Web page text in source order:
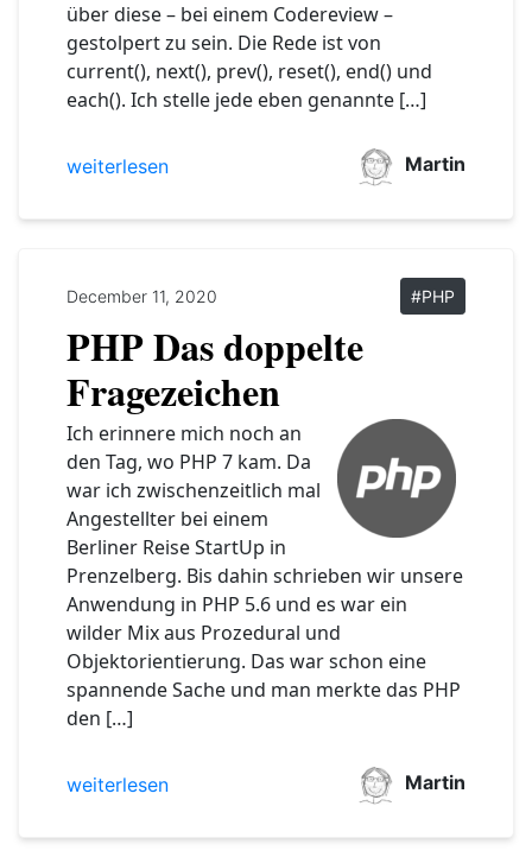
über diese – bei einem Codereview –
gestolpert zu sein. Die Rede ist von
current(), next(), prev(), reset(), end() und
each(). Ich stelle jede eben genannte […]
weiterlesen Martin
December 11, 2020 #PHP
PHP Das doppelte
Fragezeichen
Ich erinnere mich noch an
den Tag, wo PHP 7 kam. Da
war ich zwischenzeitlich mal
Angestellter bei einem
Berliner Reise StartUp in
Prenzelberg. Bis dahin schrieben wir unsere
Anwendung in PHP 5.6 und es war ein
wilder Mix aus Prozedural und
Objektorientierung. Das war schon eine
spannende Sache und man merkte das PHP
den […]
weiterlesen Martin